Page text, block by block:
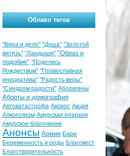
Облако тегов
"Вера и дело" "Душа" "Золотой
витязь" "Ландыши" "Образ и
подобие" "Поделись
Рождеством" "Православная
инициатива" "Радость веры"
"Синдром радости" Аборигены
Аборты и демография
Автокатастрофа Аксиос Акция
Алкоголизм Амурская епархия
Амурское благочиние
Анонсы Армия Бари
Беременность и роды Благовест
Благотворительность